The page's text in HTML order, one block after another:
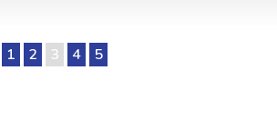
1 2 3 4 5